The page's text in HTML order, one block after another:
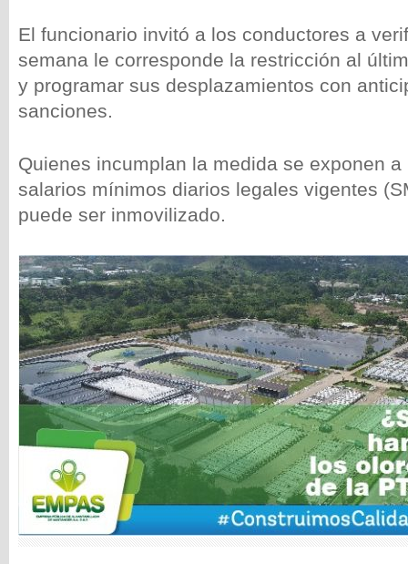
El funcionario invitó a los conductores a
semana le corresponde la restricción al
y programar sus desplazamientos con
sanciones.
Quienes incumplan la medida se exponen
salarios mínimos diarios legales vigentes
puede ser inmovilizado.